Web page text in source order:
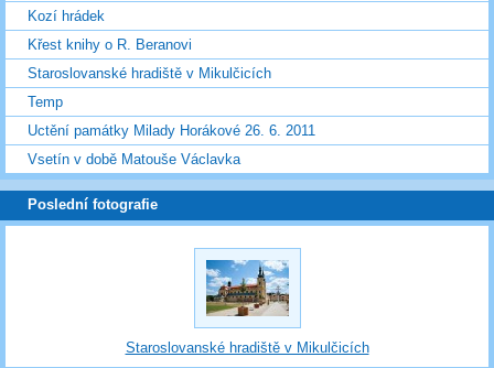
Kozí hrádek
Křest knihy o R. Beranovi
Staroslovanské hradiště v Mikulčicích
Temp
Uctění památky Milady Horákové 26. 6. 2011
Vsetín v době Matouše Václavka
Poslední fotografie
Staroslovanské hradiště v Mikulčicích